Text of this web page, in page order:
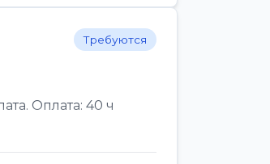
Требуются
Оплата: 40 ч